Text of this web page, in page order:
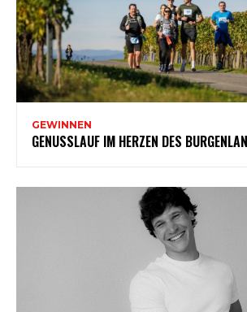
GEWINNEN
GENUSSLAUF IM HERZEN DES